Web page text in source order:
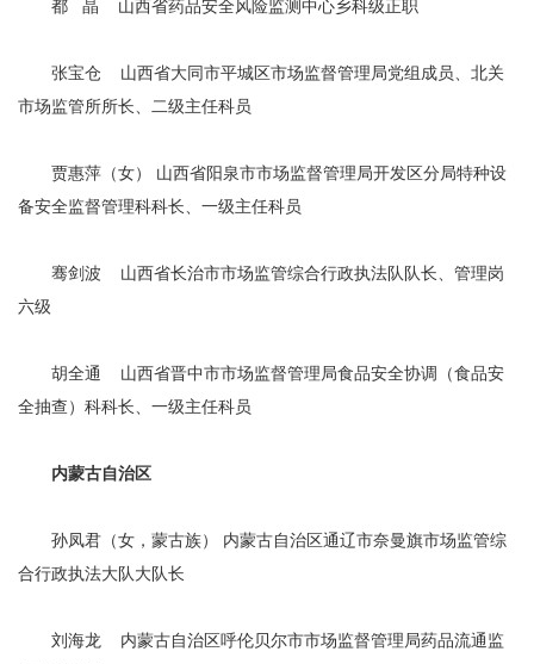
都 晶 山西省药品安全风险监测中心乡科级正职
张宝仓 山西省大同市平城区市场监督管理局党组成员、北关
市场监管所所长、二级主任科员
贾惠萍（女） 山西省阳泉市市场监督管理局开发区分局特种设
备安全监督管理科科长、一级主任科员
骞剑波 山西省长治市市场监管综合行政执法队队长、管理岗
六级
胡全通 山西省晋中市市场监督管理局食品安全协调（食品安
全抽查）科科长、一级主任科员
内蒙古自治区
孙凤君（女，蒙古族） 内蒙古自治区通辽市奈曼旗市场监管综
合行政执法大队大队长
刘海龙 内蒙古自治区呼伦贝尔市市场监督管理局药品流通监